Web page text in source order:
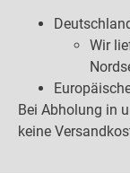
Wir
Bei Abholung in
keine